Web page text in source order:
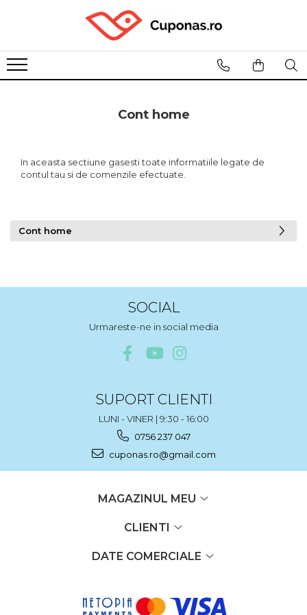
Cont home
In aceasta sectiune gasesti toate informatiile legate de
contul tau si de comenzile efectuate.
Cont home
SOCIAL
Urmareste-ne in social media
SUPORT CLIENTI
LUNI - VINER | 9:30 - 16:00
0756 237 047
cuponas.ro@gmail.com
MAGAZINUL MEU
CLIENTI
DATE COMERCIALE